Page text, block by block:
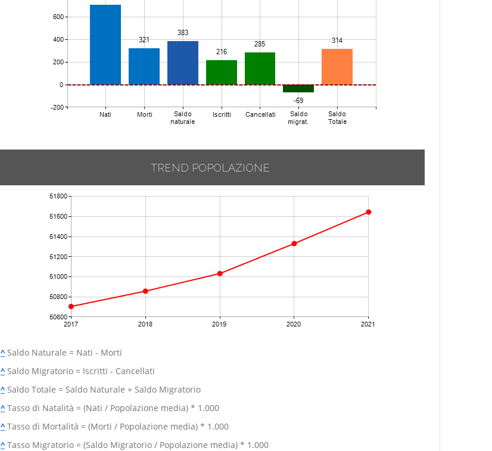
TREND POPOLAZIONE
^Saldo Naturale = Nati - Morti
^Saldo Migratorio = Iscritti - Cancellati
^Saldo Totale = Saldo Naturale + Saldo Migratorio
^Tasso di Natalità = (Nati / Popolazione media) * 1.000
^Tasso di Mortalità = (Morti / Popolazione media) * 1.000
^Tasso Migratorio = (Saldo Migratorio / Popolazione media) * 1.000